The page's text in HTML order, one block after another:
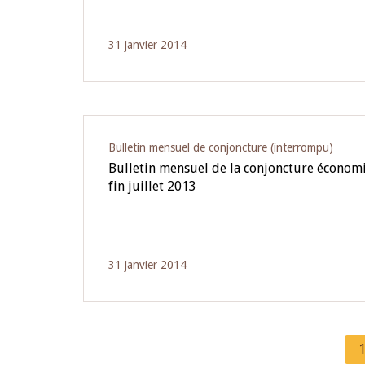
31 janvier 2014
Bulletin mensuel de conjoncture (interrompu)
Bulletin mensuel de la conjoncture
fin juillet 2013
31 janvier 2014
1